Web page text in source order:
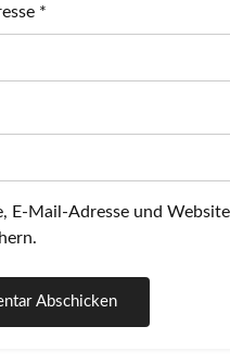
*
E-Mail-Adresse und